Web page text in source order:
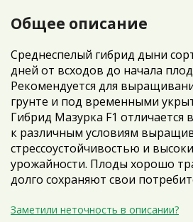
Общее описание
Среднеспелый гибрид дыни
дней от всходов до начала
Рекомендуется для
грунте и под временными
Гибрид Мазурка F1 отличается
к различным условиям
стрессоустойчивостью и
урожайности. Плоды хорошо
долго сохраняют свои
Заметили неточность в описании?